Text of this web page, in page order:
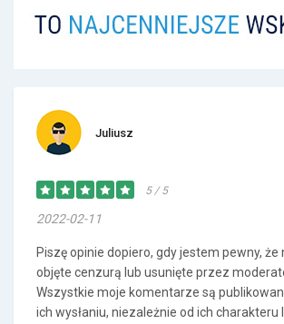
Juliusz
5 / 5
2022-02-11
Piszę opinie dopiero, gdy jestem pewny, że
objęte cenzurą lub usunięte przez
Wszystkie moje komentarze są
ich wysłaniu, niezależnie od ich charakteru